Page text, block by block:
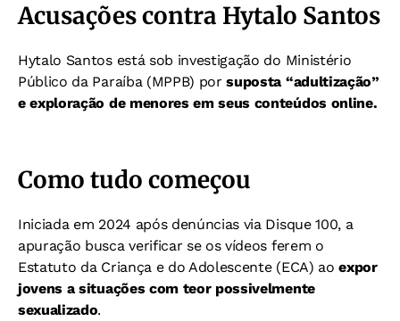
Acusações contra Hytalo Santos
Hytalo Santos está sob investigação do Ministério
Público da Paraíba (MPPB) porsuposta “adultização”
e exploração de menores em seus conteúdos online.
Como tudo começou
Iniciada em 2024 após denúncias via Disque 100, a
apuração busca verificar se os vídeos ferem o
Estatuto da Criança e do Adolescente (ECA) aoexpor
jovens a situações com teor possivelmente
sexualizado.